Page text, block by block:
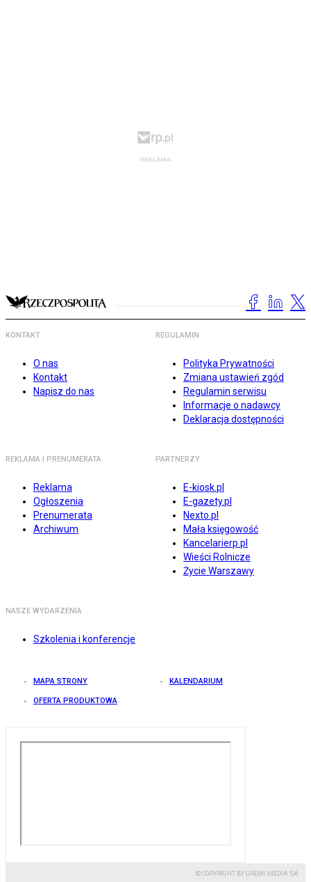
KONTAKT
O nas
Kontakt
Napisz do nas
REGULAMIN
Polityka Prywatności
Zmiana ustawień zgód
Regulamin serwisu
Informacje o nadawcy
Deklaracja dostępności
REKLAMA I PRENUMERATA
Reklama
Ogłoszenia
Prenumerata
Archiwum
PARTNERZY
E-kiosk.pl
E-gazety.pl
Nexto.pl
Mała księgowość
Kancelarierp.pl
Wieści Rolnicze
Życie Warszawy
NASZE WYDARZENIA
Szkolenia i konferencje
MAPA STRONY KALENDARIUM
OFERTA PRODUKTOWA
© COPYRIGHT BY GREMI MEDIA SA